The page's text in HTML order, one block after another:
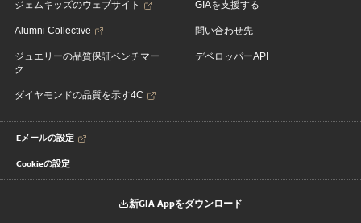
ジェムキッズのウェブサイト
Alumni Collective
ジュエリーの品質保証ベンチマー
ク
ダイヤモンドの品質を示す4C
GIAを支援する
問い合わせ先
デベロッパーAPI
Eメールの設定
Cookieの設定
新GIA Appをダウンロード